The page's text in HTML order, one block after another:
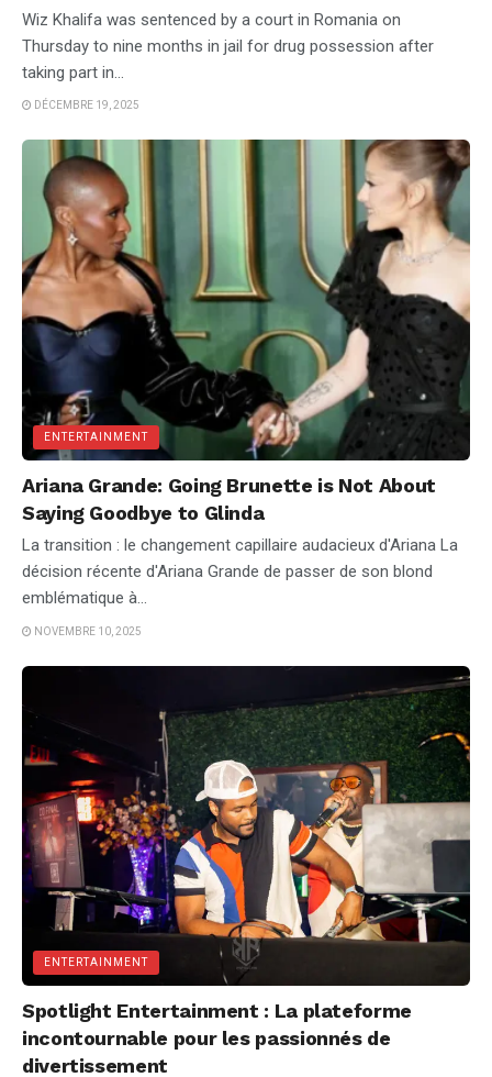
Wiz Khalifa was sentenced by a court in Romania on
Thursday to nine months in jail for drug possession after
taking part in...
DÉCEMBRE 19, 2025
ENTERTAINMENT
Ariana Grande: Going Brunette is Not About
Saying Goodbye to Glinda
La transition : le changement capillaire audacieux d'Ariana La
décision récente d'Ariana Grande de passer de son blond
emblématique à...
NOVEMBRE 10, 2025
ENTERTAINMENT
Spotlight Entertainment : La plateforme
incontournable pour les passionnés de
divertissement